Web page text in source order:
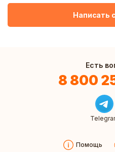
Написать
Есть
8 800
Помощь